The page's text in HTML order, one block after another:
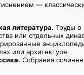
—
литература. Труды о
или отдельных
или архитектуре.
Собрания